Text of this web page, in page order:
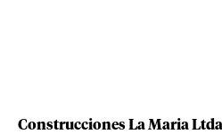
Construcciones La Maria Ltda